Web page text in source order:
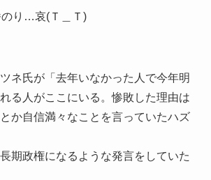
のり…哀(Ｔ＿Ｔ)
ネ氏が「去年いなかった人で今年明
る人がここにいる。惨敗した理由は
か自信満々なことを言っていたハズ
期政権になるような発言をしていた